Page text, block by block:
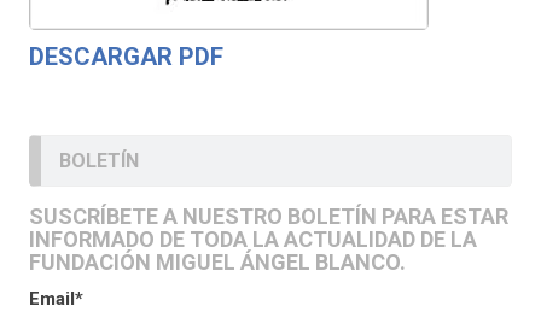
DESCARGAR PDF
BOLETÍN
SUSCRÍBETE A NUESTRO BOLETÍN PARA ESTAR
INFORMADO DE TODA LA ACTUALIDAD DE LA
FUNDACIÓN MIGUEL ÁNGEL BLANCO.
Email*